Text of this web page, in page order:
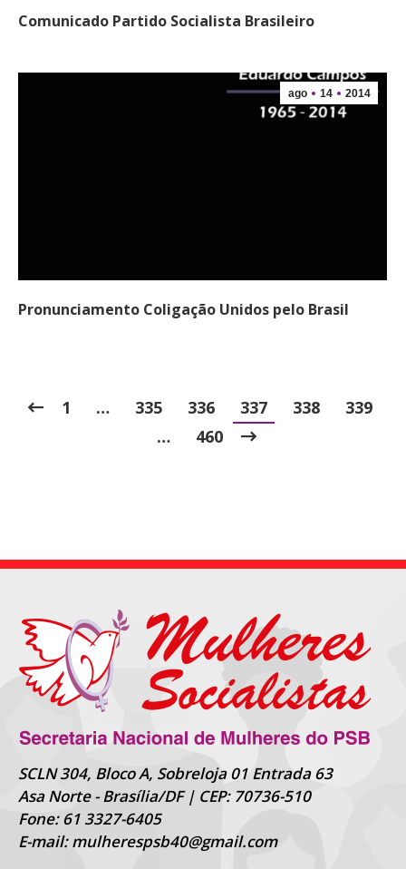
Comunicado Partido Socialista Brasileiro
ago 14 2014
Pronunciamento Coligação Unidos pelo Brasil
1 … 335 336 337 338
339
…
460
SCLN 304, Bloco A, Sobreloja 01 Entrada 63
Asa Norte - Brasília/DF | CEP: 70736-510
Fone: 61 3327-6405
E-mail: mulherespsb40@gmail.com